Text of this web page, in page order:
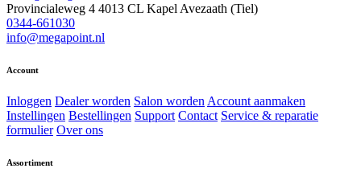
Provincialeweg 4 4013 CL Kapel Avezaath (Tiel)
0344-661030
info@megapoint.nl
Account
Inloggen Dealer worden Salon wordenAccount aanmaken
Instellingen Bestellingen Support Contact Service & reparatie
formulier Over ons
Assortiment